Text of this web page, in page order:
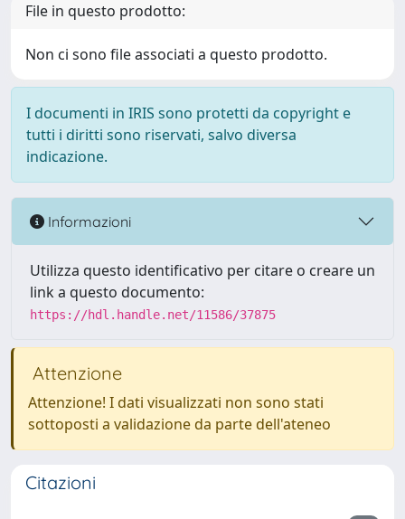
File in questo prodotto:
Non ci sono file associati a questo prodotto.
I documenti in IRIS sono protetti da copyright e
tutti i diritti sono riservati, salvo diversa
indicazione.
Informazioni
Utilizza questo identificativo per citare o creare un
link a questo documento:
https://hdl.handle.net/11586/37875
Attenzione
Attenzione! I dati visualizzati non sono stati
sottoposti a validazione da parte dell'ateneo
Citazioni